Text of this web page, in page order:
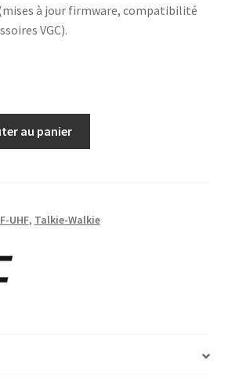
à jour firmware, compatibilité
VGC).
au panier
UHF, Talkie-Walkie